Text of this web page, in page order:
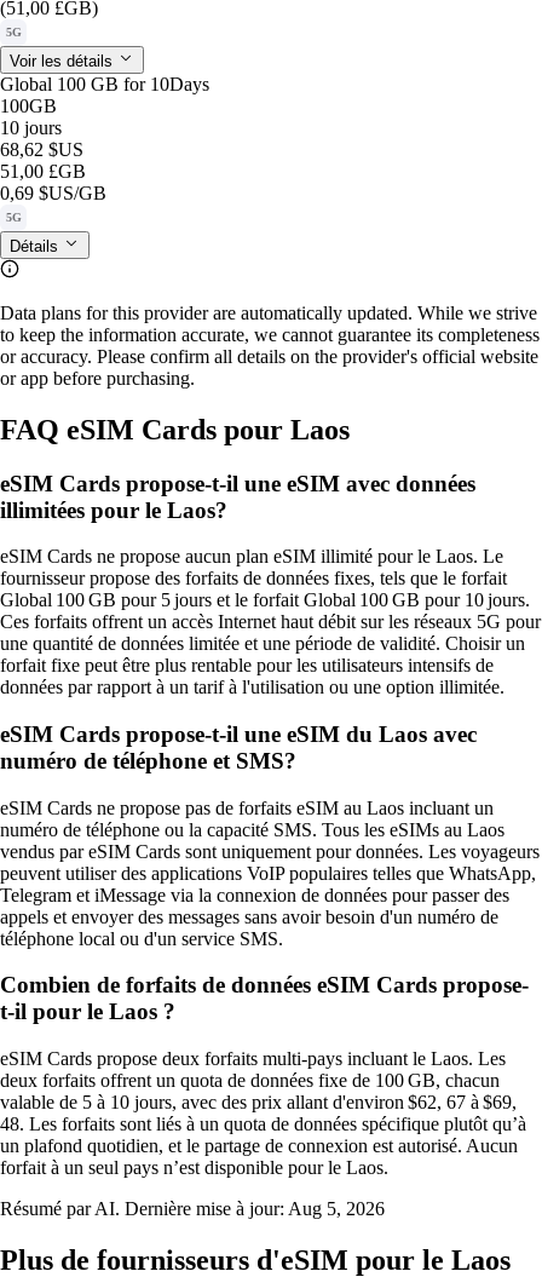
(51,00 £GB)
5G
Voir les détails
Global 100 GB for 10Days
100GB
10 jours
68,62 $US
51,00 £GB
0,69 $US/GB
5G
Détails
Data plans for this provider are automatically updated. While we strive
to keep the information accurate, we cannot guarantee its completeness
or accuracy. Please confirm all details on the provider's official website
or app before purchasing.
FAQ eSIM Cards pour Laos
eSIM Cards propose‑t‑il une eSIM avec données
illimitées pour le Laos?
eSIM Cards ne propose aucun plan eSIM illimité pour le Laos. Le
fournisseur propose des forfaits de données fixes, tels que le forfait
Global 100 GB pour 5 jours et le forfait Global 100 GB pour 10 jours.
Ces forfaits offrent un accès Internet haut débit sur les réseaux 5G pour
une quantité de données limitée et une période de validité. Choisir un
forfait fixe peut être plus rentable pour les utilisateurs intensifs de
données par rapport à un tarif à l'utilisation ou une option illimitée.
eSIM Cards propose-t-il une eSIM du Laos avec
numéro de téléphone et SMS?
eSIM Cards ne propose pas de forfaits eSIM au Laos incluant un
numéro de téléphone ou la capacité SMS. Tous les eSIMs au Laos
vendus par eSIM Cards sont uniquement pour données. Les voyageurs
peuvent utiliser des applications VoIP populaires telles que WhatsApp,
Telegram et iMessage via la connexion de données pour passer des
appels et envoyer des messages sans avoir besoin d'un numéro de
téléphone local ou d'un service SMS.
Combien de forfaits de données eSIM Cards propose-
t-il pour le Laos ?
eSIM Cards propose deux forfaits multi‑pays incluant le Laos. Les
deux forfaits offrent un quota de données fixe de 100 GB, chacun
valable de 5 à 10 jours, avec des prix allant d'environ $62, 67 à $69,
48. Les forfaits sont liés à un quota de données spécifique plutôt qu’à
un plafond quotidien, et le partage de connexion est autorisé. Aucun
forfait à un seul pays n’est disponible pour le Laos.
Résumé par AI. Dernière mise à jour: Aug 5, 2026
Plus de fournisseurs d'eSIM pour le Laos